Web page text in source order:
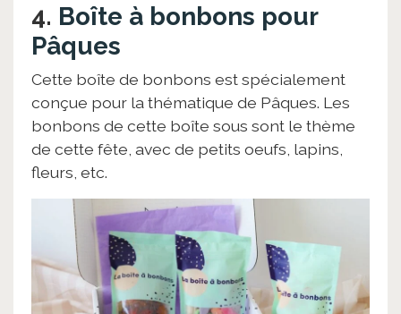
4. Boîte à bonbons pour
Pâques
Cette boîte de bonbons est spécialement
conçue pour la thématique de Pâques. Les
bonbons de cette boîte sous sont le thème
de cette fête, avec de petits oeufs, lapins,
fleurs, etc.